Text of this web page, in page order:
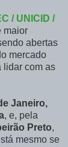
/ UNICID /
maior
abertas
mercado
lidar com as
Janeiro,
, e, pela
Preto,
mesmo se